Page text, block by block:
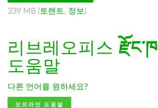
339 MB ( 토렌트, 정보 )
리브레오피스 རྫོང་ཁ
도움말
다른 언어를 원하세요?
오프라인 도움말